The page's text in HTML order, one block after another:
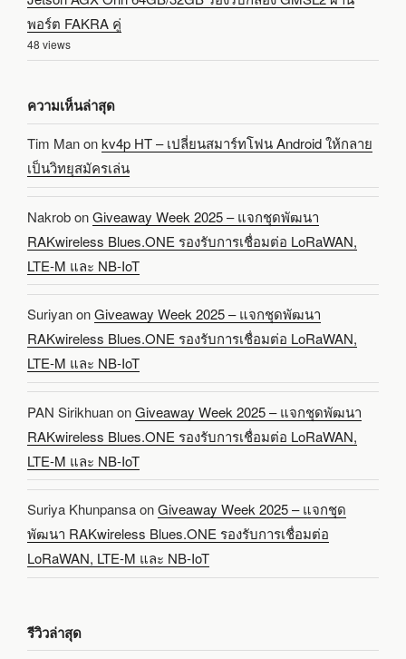
พอร์ต FAKRA คู่
48 views
ความเห็นล่าสุด
Tim Manonkv4p HT – เปลี่ยนสมาร์ทโฟน Android ให้กลาย
เป็นวิทยุสมัครเล่น
NakrobonGiveaway Week 2025 – แจกชุดพัฒนา
RAKwireless Blues.ONE รองรับการเชื่อมต่อ LoRaWAN,
LTE-M และ NB-IoT
SuriyanonGiveaway Week 2025 – แจกชุดพัฒนา
RAKwireless Blues.ONE รองรับการเชื่อมต่อ LoRaWAN,
LTE-M และ NB-IoT
PAN SirikhuanonGiveaway Week 2025 – แจกชุดพัฒนา
RAKwireless Blues.ONE รองรับการเชื่อมต่อ LoRaWAN,
LTE-M และ NB-IoT
Suriya KhunpansaonGiveaway Week 2025 – แจกชุด
พัฒนา RAKwireless Blues.ONE รองรับการเชื่อมต่อ
LoRaWAN, LTE-M และ NB-IoT
รีวิวล่าสุด